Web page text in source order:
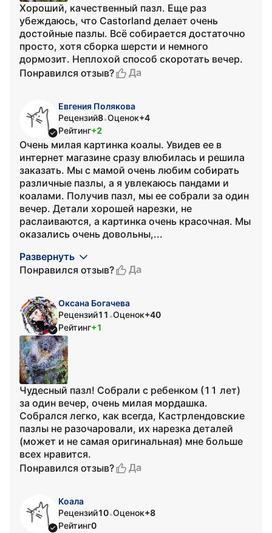
Хороший, качественный пазл. Еще раз
убеждаюсь, что Castorland делает очень
достойные пазлы. Всё собирается достаточно
просто, хотя сборка шерсти и немного
дормозит. Неплохой способ скоротать вечер.
Понравился отзыв?
Да
Евгения Полякова
Рецензий8•Оценок+4
Рейтинг+2
Очень милая картинка коалы. Увидев ее в
интернет магазине сразу влюбилась и решила
заказать. Мы с мамой очень любим собирать
различные пазлы, а я увлекаюсь пандами и
коалами. Получив пазл, мы ее собрали за один
вечер. Детали хорошей нарезки, не
раслаиваются, а картинка очень красочная. Мы
оказались очень довольны,...
Развернуть
Понравился отзыв?
Да
Оксана Богачева
Рецензий11 •Оценок+40
Рейтинг+1
Чудесный пазл! Собрали с ребенком (11 лет)
за один вечер, очень милая мордашка.
Собрался легко, как всегда, Кастрлендовские
пазлы не разочаровали, их нарезка деталей
(может и не самая оригинальная) мне больше
всех нравится.
Понравился отзыв?
Да
Коала
Рецензий10•Оценок+8
Рейтинг0